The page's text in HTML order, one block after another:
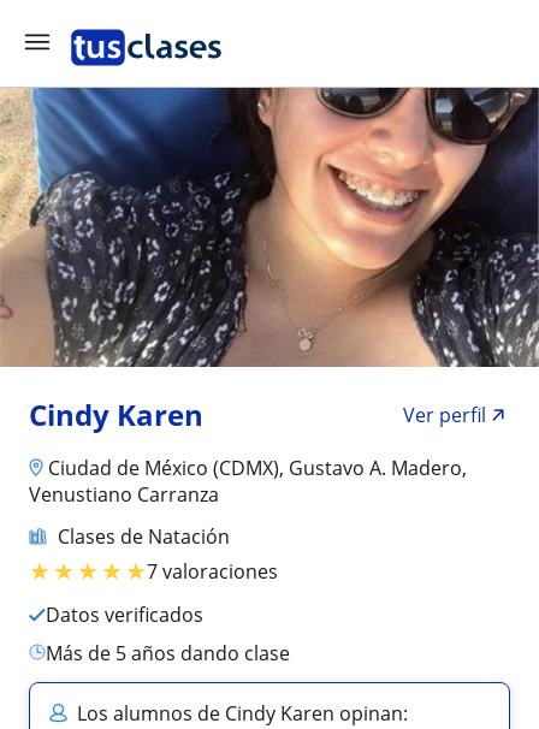
Cindy Karen
Ver perfil
Ciudad de México (CDMX), Gustavo A. Madero,
Venustiano Carranza
Clases de Natación
★★★★★7 valoraciones
Datos verificados
más de 5 años dando clase
Los alumnos de Cindy Karen opinan: